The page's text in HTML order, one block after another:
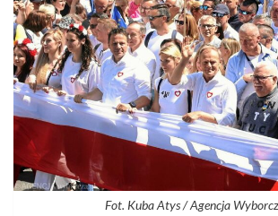
Fot. Kuba Atys / Agencja